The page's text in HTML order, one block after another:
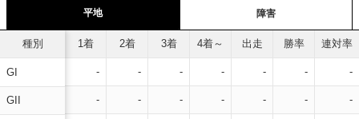
平地 障害
種別
GI
GII
1着 2着 3着 4着～ 出走 勝率 連対率
- - - - - - -
- - - - - - -